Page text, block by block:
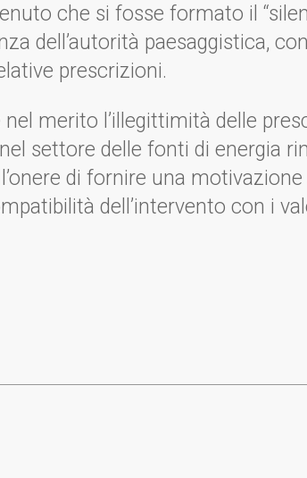
che si fosse formato il
dell’autorità paesaggistica,
prescrizioni.
merito l’illegittimità delle
settore delle fonti di energia
di fornire una
dell’intervento con i